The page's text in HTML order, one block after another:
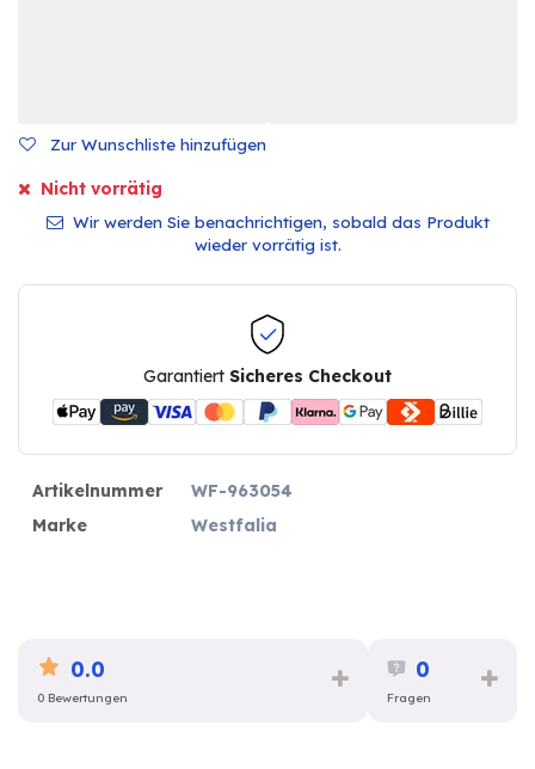
Zur Wunschliste hinzufügen
Nicht vorrätig
Wir werden Sie benachrichtigen, sobald das Produkt
wieder vorrätig ist.
Garantiert Sicheres Checkout
Artikelnummer
WF-963054
Marke
Westfalia
0.0
0 Bewertungen
0
Fragen